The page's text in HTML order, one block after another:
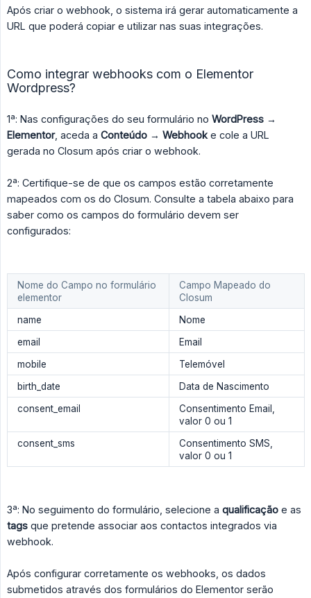
Após criar o webhook, o sistema irá gerar automaticamente a
URL que poderá copiar e utilizar nas suas integrações.
Como integrar webhooks com o Elementor
Wordpress?
1ª: Nas configurações do seu formulário no WordPress →
Elementor, aceda a Conteúdo → Webhook e cole a URL
gerada no Closum após criar o webhook.
2ª: Certifique-se de que os campos estão corretamente
mapeados com os do Closum. Consulte a tabela abaixo para
saber como os campos do formulário devem ser
configurados:
Nome do Campo no formulário
elementor
Campo Mapeado do
Closum
name
Nome
email
Email
mobile
Telemóvel
birth_date
Data de Nascimento
consent_email
Consentimento Email,
valor 0 ou 1
consent_sms
Consentimento SMS,
valor 0 ou 1
3ª: No seguimento do formulário, selecione a qualificação e as
tags que pretende associar aos contactos integrados via
webhook.
Após configurar corretamente os webhooks, os dados
submetidos através dos formulários do Elementor serão